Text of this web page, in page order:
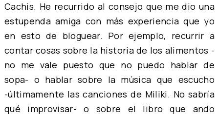
Cachis. He recurrido al consejo que me dio una
estupenda amiga con más experiencia que yo
en esto de bloguear. Por ejemplo, recurrir a
contar cosas sobre la historia de los alimentos -
no me vale puesto que no puedo hablar de
sopa- o hablar sobre la música que escucho
-últimamente las canciones de Miliki. No sabría
qué improvisar- o sobre el libro que ando